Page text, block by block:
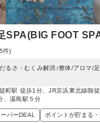
SPA(BIG FOOT
件)
るさ・むくみ解消♪整体/アロマ/
町駅 徒歩1分、JR京浜東北線御
、湯島駅５分
パーDEAL ポイントが貯まる